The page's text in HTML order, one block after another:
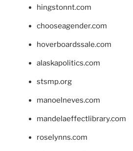
hingstonnt.com
chooseagender.com
hoverboardssale.com
alaskapolitics.com
stsmp.org
manoelneves.com
mandelaeffectlibrary.com
roselynns.com